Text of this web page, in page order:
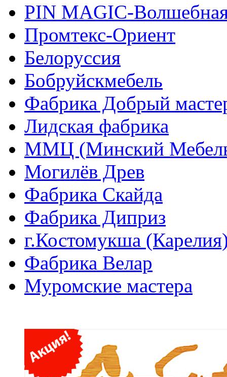
PIN MAGIС-
Промтекс-Ориент
Белоруссия
Бобруйскмебель
Фабрика Добрый
Лидская фабрика
ММЦ (Минский
Могилёв Древ
Фабрика Скайда
Фабрика Диприз
г.Костомукша
Фабрика Велар
Муромские мастера